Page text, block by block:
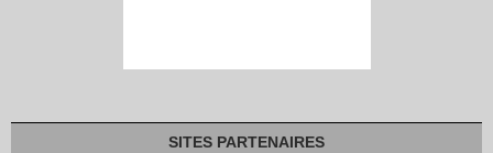
SITES PARTENAIRES